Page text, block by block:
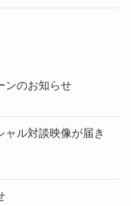
ンのお知らせ
ル対談映像が届き